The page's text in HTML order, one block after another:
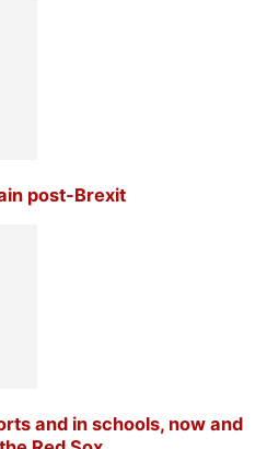
post-Brexit
and in schools, now and